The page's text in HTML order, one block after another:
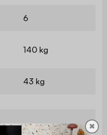
6
140 kg
43 kg
✖